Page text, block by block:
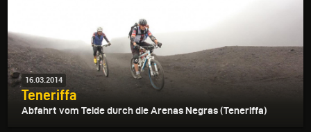
16.03.2014
Teneriffa
Abfahrt vom Teide durch die Arenas Negras (Teneriffa)